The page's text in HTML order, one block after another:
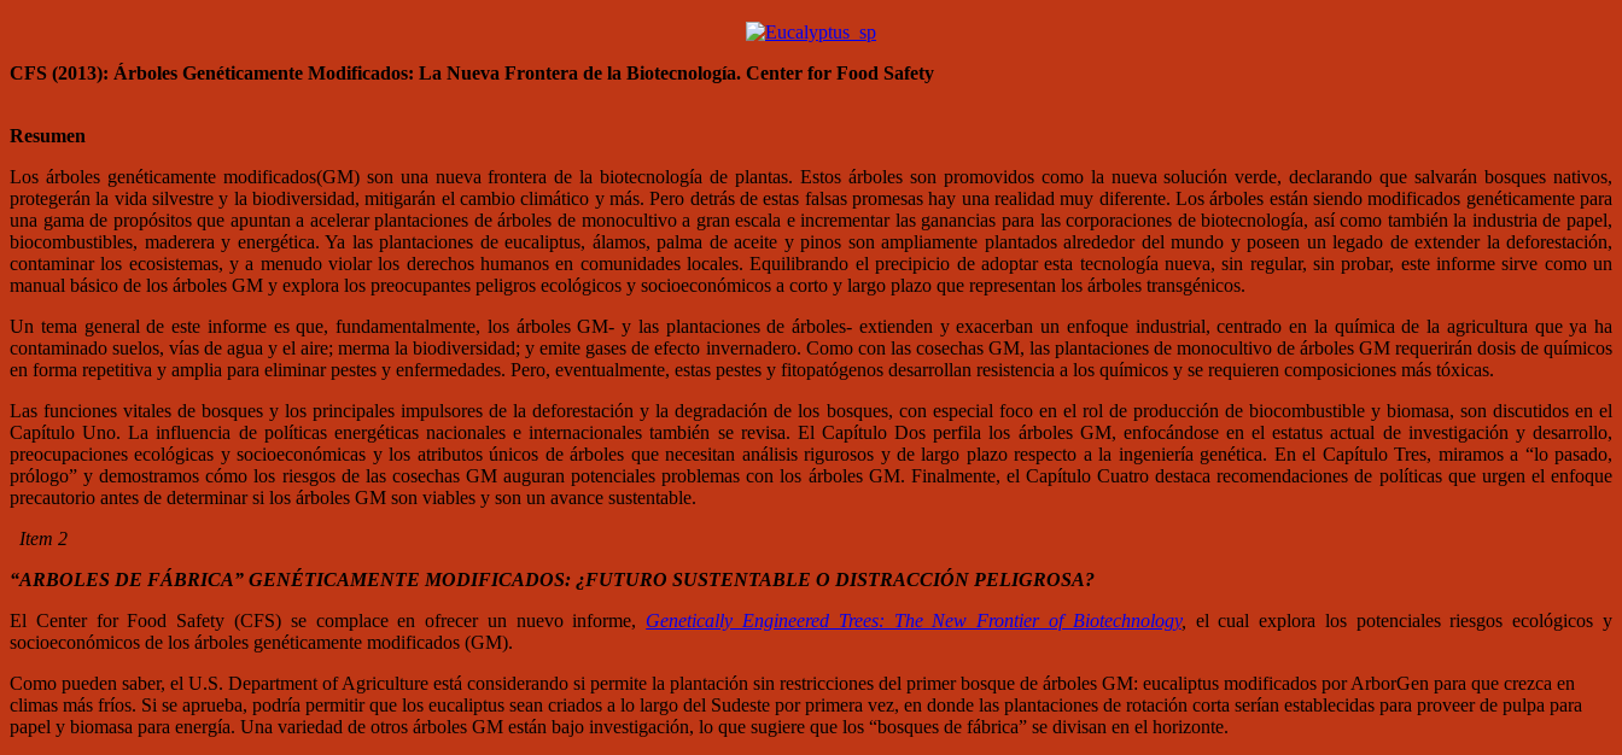
CFS (2013): Árboles Genéticamente Modificados: La Nueva Frontera de la Biotecnología. Center for Food Safety
Resumen
Los árboles genéticamente modificados(GM) son una nueva frontera de la biotecnología de plantas. Estos árboles son promovidos como la nueva solución verde, declarando que salvarán bosques nativos,
protegerán la vida silvestre y la biodiversidad, mitigarán el cambio climático y más. Pero detrás de estas falsas promesas hay una realidad muy diferente. Los árboles están siendo modificados genéticamente para
una gama de propósitos que apuntan a acelerar plantaciones de árboles de monocultivo a gran escala e incrementar las ganancias para las corporaciones de biotecnología, así como también la industria de papel,
biocombustibles, maderera y energética. Ya las plantaciones de eucaliptus, álamos, palma de aceite y pinos son ampliamente plantados alrededor del mundo y poseen un legado de extender la deforestación,
contaminar los ecosistemas, y a menudo violar los derechos humanos en comunidades locales. Equilibrando el precipicio de adoptar esta tecnología nueva, sin regular, sin probar, este informe sirve como un
manual básico de los árboles GM y explora los preocupantes peligros ecológicos y socioeconómicos a corto y largo plazo que representan los árboles transgénicos.
Un tema general de este informe es que, fundamentalmente, los árboles GM- y las plantaciones de árboles- extienden y exacerban un enfoque industrial, centrado en la química de la agricultura que ya ha
contaminado suelos, vías de agua y el aire; merma la biodiversidad; y emite gases de efecto invernadero. Como con las cosechas GM, las plantaciones de monocultivo de árboles GM requerirán dosis de químicos
en forma repetitiva y amplia para eliminar pestes y enfermedades. Pero, eventualmente, estas pestes y fitopatógenos desarrollan resistencia a los químicos y se requieren composiciones más tóxicas.
Las funciones vitales de bosques y los principales impulsores de la deforestación y la degradación de los bosques, con especial foco en el rol de producción de biocombustible y biomasa, son discutidos en el
Capítulo Uno. La influencia de políticas energéticas nacionales e internacionales también se revisa. El Capítulo Dos perfila los árboles GM, enfocándose en el estatus actual de investigación y desarrollo,
preocupaciones ecológicas y socioeconómicas y los atributos únicos de árboles que necesitan análisis rigurosos y de largo plazo respecto a la ingeniería genética. En el Capítulo Tres, miramos a “lo pasado,
prólogo” y demostramos cómo los riesgos de las cosechas GM auguran potenciales problemas con los árboles GM. Finalmente, el Capítulo Cuatro destaca recomendaciones de políticas que urgen el enfoque
precautorio antes de determinar si los árboles GM son viables y son un avance sustentable.
Item 2
“ARBOLES DE FÁBRICA” GENÉTICAMENTE MODIFICADOS: ¿FUTURO SUSTENTABLE O DISTRACCIÓN PELIGROSA?
El Center for Food Safety (CFS) se complace en ofrecer un nuevo informe, Genetically Engineered Trees: The New Frontier of Biotechnology, el cual explora los potenciales riesgos ecológicos y
socioeconómicos de los árboles genéticamente modificados (GM).
Como pueden saber, el U.S. Department of Agriculture está considerando si permite la plantación sin restricciones del primer bosque de árboles GM: eucaliptus modificados por ArborGen para que crezca en
climas más fríos. Si se aprueba, podría permitir que los eucaliptus sean criados a lo largo del Sudeste por primera vez, en donde las plantaciones de rotación corta serían establecidas para proveer de pulpa para
papel y biomasa para energía. Una variedad de otros árboles GM están bajo investigación, lo que sugiere que los “bosques de fábrica” se divisan en el horizonte.